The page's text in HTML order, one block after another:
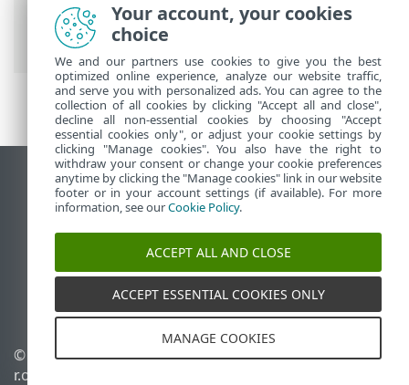
Securityの操作>詳細設定 >検査>ホスト
侵入防止システム(HIPS)
デスクトップサイトの表示
End of Life
ESETナレッジベース
ESETフォーラム
ESET Status Portal
地域サポート
© 1992 - 2026 ESET, spol. s
r.o. - All rights reserved.
Cookieの管理
Your account, your cookies
choice
We and our partners use cookies to give you the best
optimized online experience, analyze our website traffic,
and serve you with personalized ads. You can agree to the
collection of all cookies by clicking "Accept all and close",
decline all non-essential cookies by choosing "Accept
essential cookies only", or adjust your cookie settings by
clicking "Manage cookies". You also have the right to
withdraw your consent or change your cookie preferences
anytime by clicking the "Manage cookies" link in our website
footer or in your account settings (if available). For more
information, see ourCookie Policy.
ACCEPT ALL AND CLOSE
ACCEPT ESSENTIAL COOKIES ONLY
MANAGE COOKIES